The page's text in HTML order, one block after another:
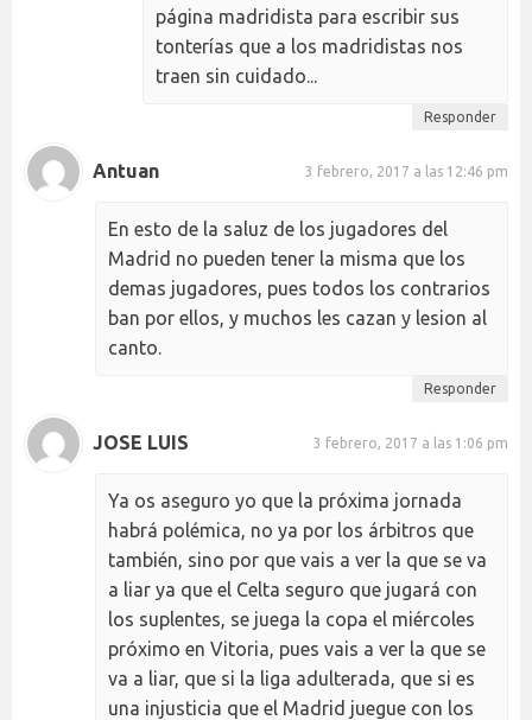
página madridista para escribir sus
tonterías que a los madridistas nos
traen sin cuidado...
Responder
Antuan 3 febrero, 2017 a las 12:46 pm
En esto de la saluz de los jugadores del
Madrid no pueden tener la misma que los
demas jugadores, pues todos los contrarios
ban por ellos, y muchos les cazan y lesion al
canto.
Responder
JOSE LUIS 3 febrero, 2017 a las 1:06 pm
Ya os aseguro yo que la próxima jornada
habrá polémica, no ya por los árbitros que
también, sino por que vais a ver la que se va
a liar ya que el Celta seguro que jugará con
los suplentes, se juega la copa el miércoles
próximo en Vitoria, pues vais a ver la que se
va a liar, que si la liga adulterada, que si es
una injusticia que el Madrid juegue con los